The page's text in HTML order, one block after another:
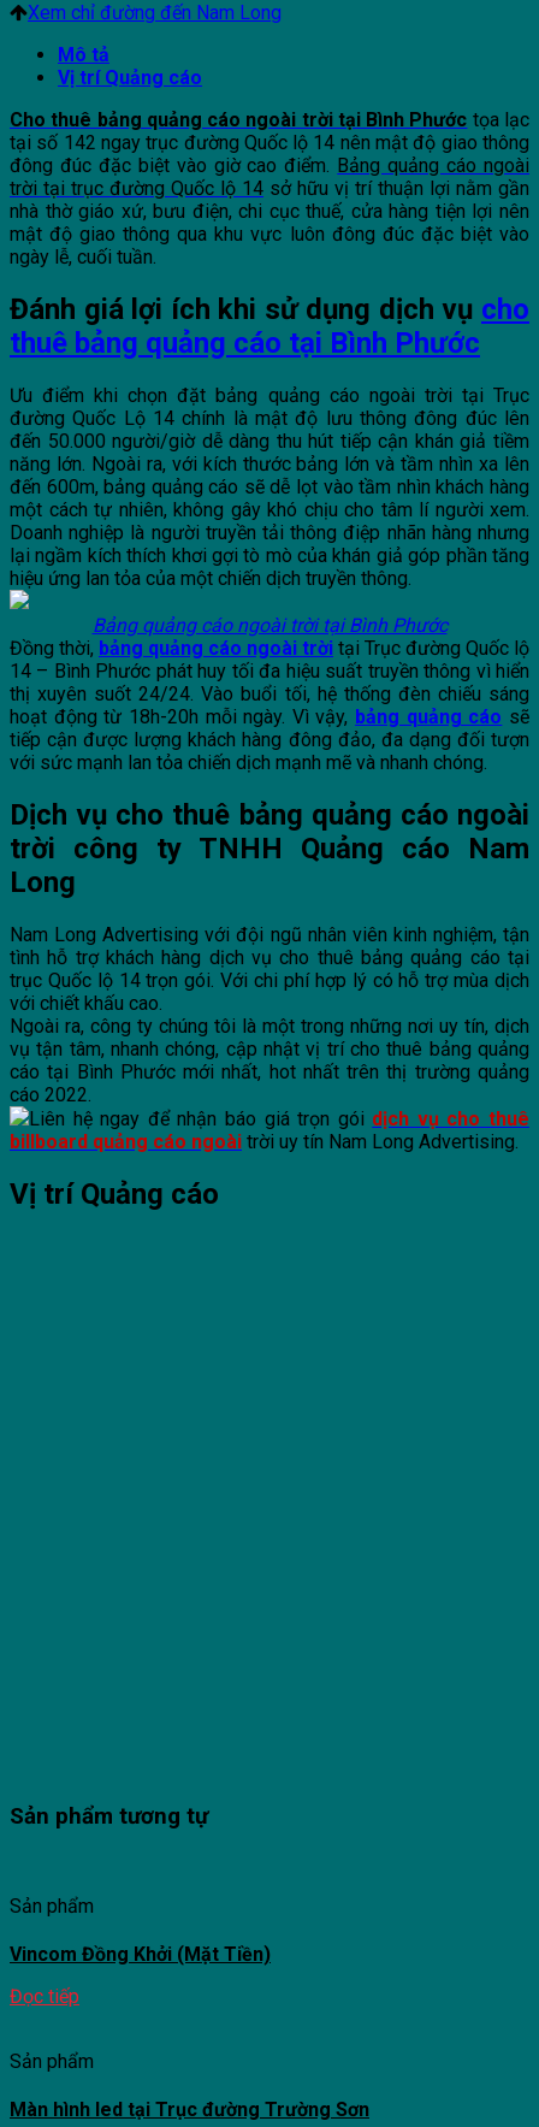
Xem chỉ đường đến Nam Long
Mô tả
Vị trí Quảng cáo
Cho thuê bảng quảng cáo ngoài trời tại Bình Phước tọa lạc
tại số 142 ngay trục đường Quốc lộ 14 nên mật độ giao thông
đông đúc đặc biệt vào giờ cao điểm. Bảng quảng cáo ngoài
trời tại trục đường Quốc lộ 14 sở hữu vị trí thuận lợi nằm gần
nhà thờ giáo xứ, bưu điện, chi cục thuế, cửa hàng tiện lợi nên
mật độ giao thông qua khu vực luôn đông đúc đặc biệt vào
ngày lễ, cuối tuần.
Đánh giá lợi ích khi sử dụng dịch vụ cho
thuê bảng quảng cáo tại Bình Phước
Ưu điểm khi chọn đặt bảng quảng cáo ngoài trời tại Trục
đường Quốc Lộ 14 chính là mật độ lưu thông đông đúc lên
đến 50.000 người/giờ dễ dàng thu hút tiếp cận khán giả tiềm
năng lớn. Ngoài ra, với kích thước bảng lớn và tầm nhìn xa lên
đến 600m, bảng quảng cáo sẽ dễ lọt vào tầm nhìn khách hàng
một cách tự nhiên, không gây khó chịu cho tâm lí người xem.
Doanh nghiệp là người truyền tải thông điệp nhãn hàng nhưng
lại ngầm kích thích khơi gợi tò mò của khán giả góp phần tăng
hiệu ứng lan tỏa của một chiến dịch truyền thông.
Bảng quảng cáo ngoài trời tại Bình Phước
Đồng thời, bảng quảng cáo ngoài trời tại Trục đường Quốc lộ
14 – Bình Phước phát huy tối đa hiệu suất truyền thông vì hiển
thị xuyên suốt 24/24. Vào buổi tối, hệ thống đèn chiếu sáng
hoạt động từ 18h-20h mỗi ngày. Vì vậy, bảng quảng cáo sẽ
tiếp cận được lượng khách hàng đông đảo, đa dạng đối tượn
với sức mạnh lan tỏa chiến dịch mạnh mẽ và nhanh chóng.
Dịch vụ cho thuê bảng quảng cáo ngoài
trời công ty TNHH Quảng cáo Nam
Long
Nam Long Advertising với đội ngũ nhân viên kinh nghiệm, tận
tình hỗ trợ khách hàng dịch vụ cho thuê bảng quảng cáo tại
trục Quốc lộ 14 trọn gói. Với chi phí hợp lý có hỗ trợ mùa dịch
với chiết khấu cao.
Ngoài ra, công ty chúng tôi là một trong những nơi uy tín, dịch
vụ tận tâm, nhanh chóng, cập nhật vị trí cho thuê bảng quảng
cáo tại Bình Phước mới nhất, hot nhất trên thị trường quảng
cáo 2022.
Liên hệ ngay để nhận báo giá trọn gói dịch vụ cho thuê
billboard quảng cáo ngoài trời uy tín Nam Long Advertising.
Vị trí Quảng cáo
Sản phẩm tương tự
Sản phẩm
Vincom Đồng Khởi (Mặt Tiền)
Đọc tiếp
Sản phẩm
Màn hình led tại Trục đường Trường Sơn